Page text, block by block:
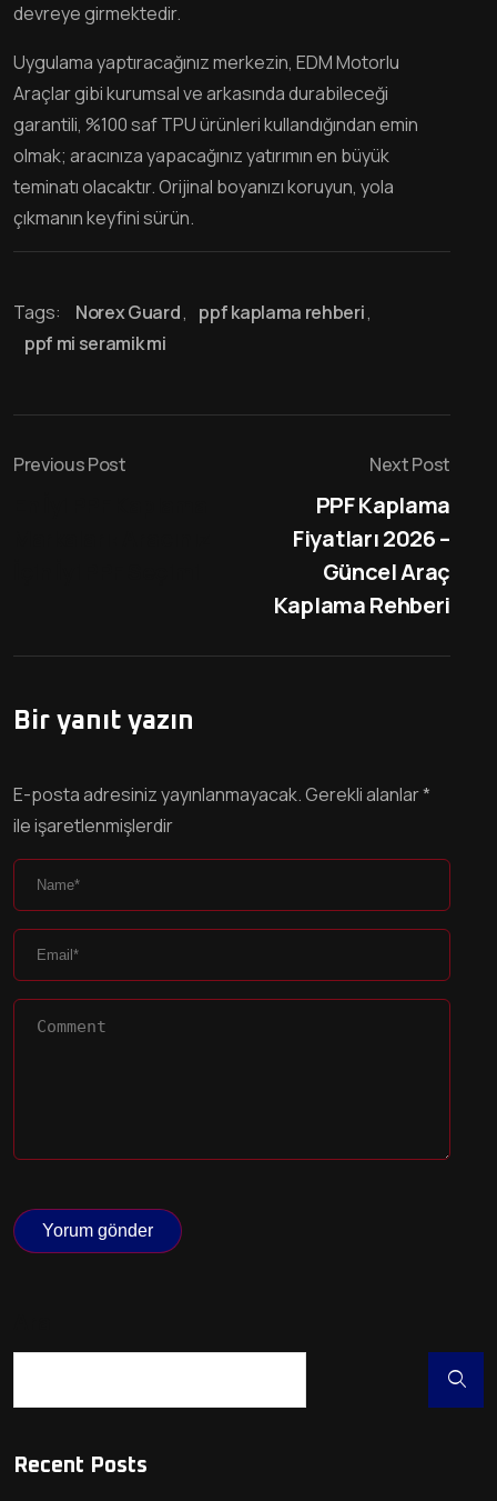
devreye girmektedir.
Uygulama yaptıracağınız merkezin, EDM Motorlu
Araçlar gibi kurumsal ve arkasında durabileceği
garantili, %100 saf TPU ürünleri kullandığından emin
olmak; aracınıza yapacağınız yatırımın en büyük
teminatı olacaktır. Orijinal boyanızı koruyun, yola
çıkmanın keyfini sürün.
Tags: Norex Guard, ppf kaplama rehberi,
ppf mi seramik mi
Previous Post Next Post
PPF Kaplama
Fiyatları 2026 –
Güncel Araç
Kaplama Rehberi
Bir yanıt yazın
E-posta adresiniz yayınlanmayacak.Gerekli alanlar*
ile işaretlenmişlerdir
Recent Posts